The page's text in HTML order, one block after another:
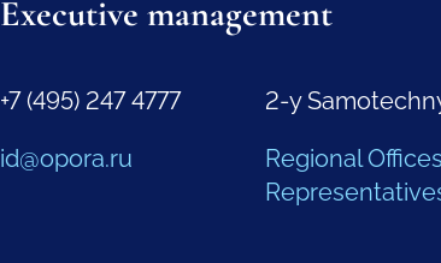
Executive management
+7 (495) 247 4777
id@opora.ru
2-y
Regional Offices